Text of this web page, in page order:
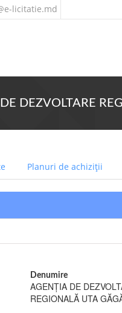
licitatie.md
DEZVOLTARE
Planuri de achiziții
Denumire
AGENȚIA DE
REGIONALĂ UTA